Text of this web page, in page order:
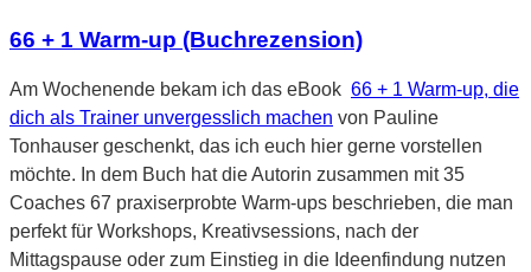
66 + 1 Warm-up (Buchrezension)
Am Wochenende bekam ich das eBook 66 + 1 Warm-up, die
dich als Trainer unvergesslich machen von Pauline
Tonhauser geschenkt, das ich euch hier gerne vorstellen
möchte. In dem Buch hat die Autorin zusammen mit 35
Coaches 67 praxiserprobte Warm-ups beschrieben, die man
perfekt für Workshops, Kreativsessions, nach der
Mittagspause oder zum Einstieg in die Ideenfindung nutzen